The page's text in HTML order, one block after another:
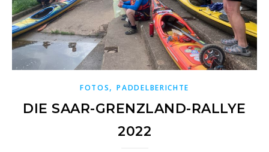
FOTOS,PADDELBERICHTE
DIE SAAR-GRENZLAND-RALLYE
2022